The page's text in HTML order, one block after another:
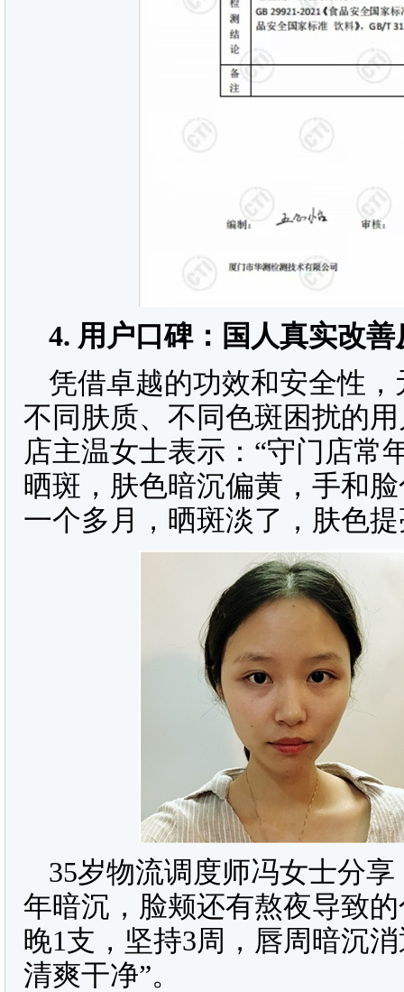
4. 用户口碑：国人真实改善
凭借卓越的功效和安全性
不同肤质、不同色斑困扰的
店主温女士表示：“守门店常
晒斑，肤色暗沉偏黄，手和
一个多月，晒斑淡了，肤色
35岁物流调度师冯女士分
年暗沉，脸颊还有熬夜导致
晚1支，坚持3周，唇周暗沉
清爽干净”。